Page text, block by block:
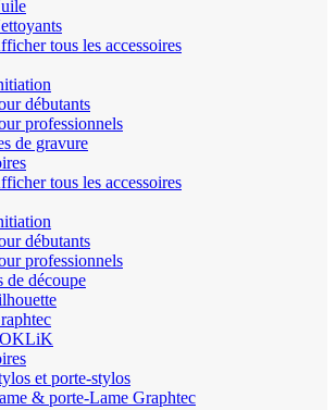
tous les accessoires
débutants
professionnels
de gravure
tous les accessoires
débutants
professionnels
de découpe
et porte-stylos
& porte-Lame Graphtec